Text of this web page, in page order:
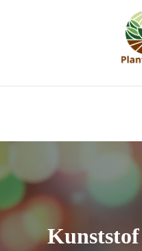
plantenwiki.nl